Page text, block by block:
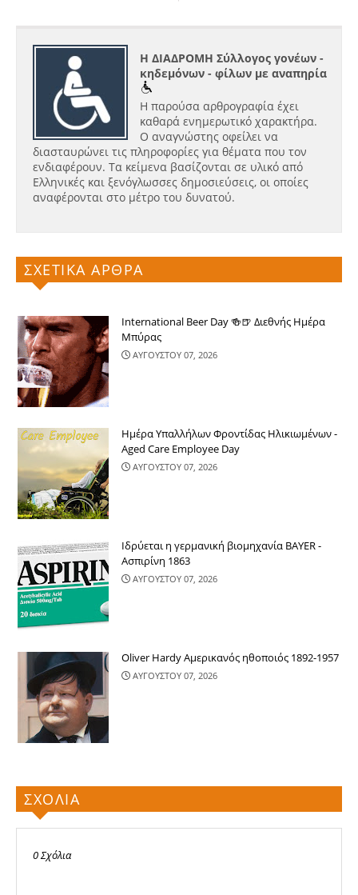
Η ΔΙΑΔΡΟΜΗ Σύλλογος γονέων -
κηδεμόνων - φίλων με αναπηρία
Η παρούσα αρθρογραφία έχει
καθαρά ενημερωτικό χαρακτήρα.
Ο αναγνώστης οφείλει να
διασταυρώνει τις πληροφορίες για θέματα που τον
ενδιαφέρουν. Τα κείμενα βασίζονται σε υλικό από
Ελληνικές και ξενόγλωσσες δημοσιεύσεις, οι οποίες
αναφέρονται στο μέτρο του δυνατού.
ΣΧΕΤΙΚΑ ΑΡΘΡΑ
International Beer Day 🍻🍺 Διεθνής Ημέρα
Μπύρας
ΑΥΓΟΥΣΤΟΥ 07, 2026
Ημέρα Υπαλλήλων Φροντίδας Ηλικιωμένων -
Aged Care Employee Day
ΑΥΓΟΥΣΤΟΥ 07, 2026
Ιδρύεται η γερμανική βιομηχανία BAYER -
Ασπιρίνη 1863
ΑΥΓΟΥΣΤΟΥ 07, 2026
Oliver Hardy Αμερικανός ηθοποιός 1892-1957
ΑΥΓΟΥΣΤΟΥ 07, 2026
ΣΧΟΛΙΑ
0 Σχόλια